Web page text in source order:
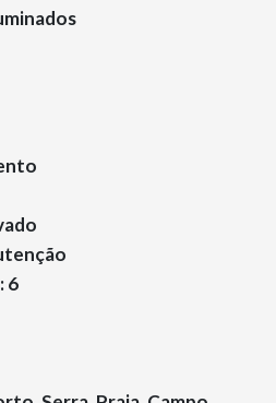
6